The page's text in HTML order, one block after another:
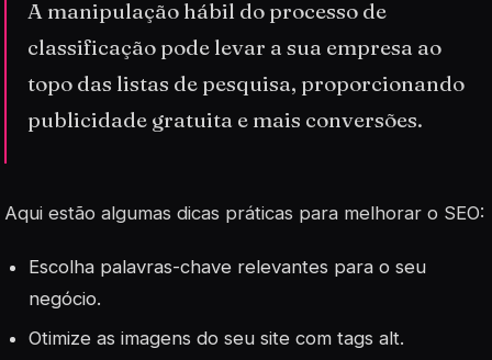
A manipulação hábil do processo de
classificação pode levar a sua empresa ao
topo das listas de pesquisa, proporcionando
publicidade gratuita e mais conversões.
Aqui estão algumas dicas práticas para melhorar o SEO:
Escolha palavras-chave relevantes para o seu
negócio.
Otimize as imagens do seu site com tags alt.